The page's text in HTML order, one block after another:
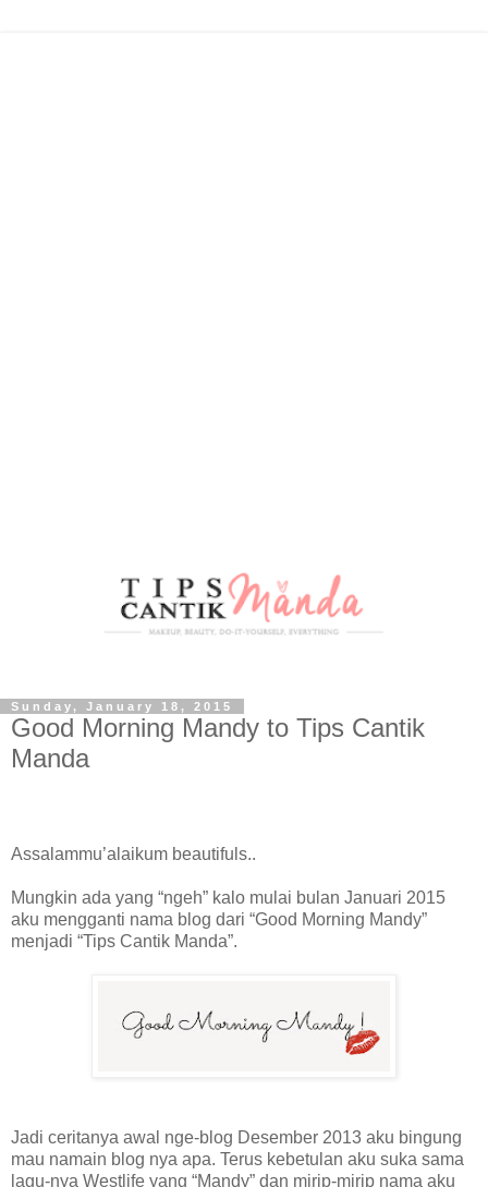
Sunday, January 18, 2015
Good Morning Mandy to Tips Cantik
Manda
Assalammu’alaikum beautifuls..
Mungkin ada yang “ngeh” kalo mulai bulan Januari 2015
aku mengganti nama blog dari “Good Morning Mandy”
menjadi “Tips Cantik Manda”.
Jadi ceritanya awal nge-blog Desember 2013 aku bingung
mau namain blog nya apa. Terus kebetulan aku suka sama
lagu-nya Westlife yang “Mandy” dan mirip-mirip nama aku